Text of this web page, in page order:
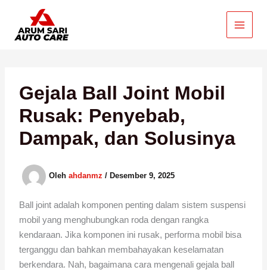
konten
Gejala Ball Joint Mobil
Rusak: Penyebab,
Dampak, dan Solusinya
Olehahdanmz/ Desember 9, 2025
Ball joint adalah komponen penting dalam sistem suspensi
mobil yang menghubungkan roda dengan rangka
kendaraan. Jika komponen ini rusak, performa mobil bisa
terganggu dan bahkan membahayakan keselamatan
berkendara. Nah, bagaimana cara mengenali gejala ball